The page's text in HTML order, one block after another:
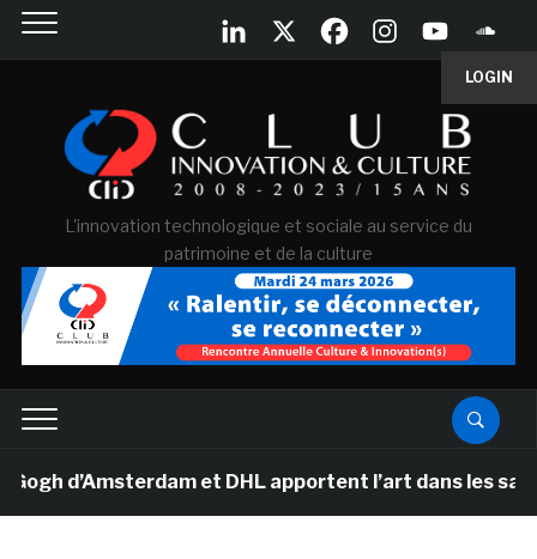
LOGIN
L'innovation technologique et sociale au service du
patrimoine et de la culture
d’Amsterdam et DHL apportent l’art dans les salles